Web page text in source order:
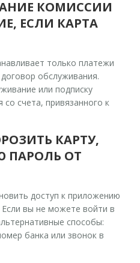
КОМИССИИ
ЕСЛИ КАРТА
только платежи
обслуживания.
или подписку
счета, привязанного к
КАРТУ,
ПАРОЛЬ ОТ
доступ к приложению
вы не можете войти в
способы:
банка или звонок в